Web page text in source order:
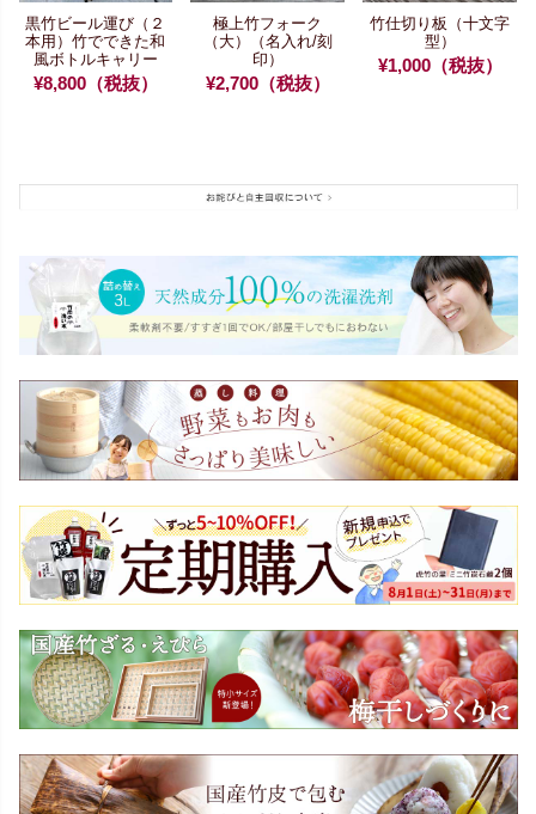
黒竹ビール運び（２
本用）竹でできた和
風ボトルキャリー
¥8,800（税抜）
極上竹フォーク
（大）
（名入れ/刻
印）
¥2,700（税抜）
竹仕切り板（十文字
型）
¥1,000（税抜）